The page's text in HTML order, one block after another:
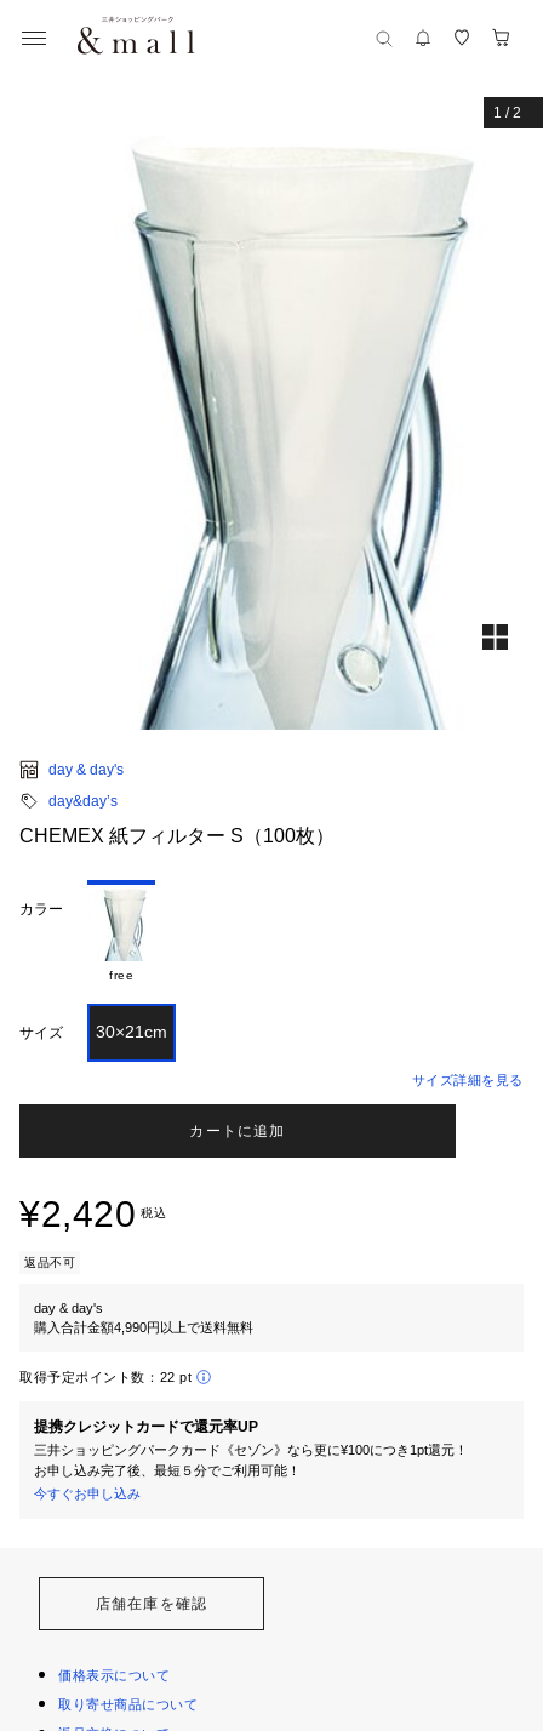
1 /2
day & day's
day&day’s
CHEMEX 紙フィルター S（100枚）
カラー
free
サイズ 30×21cm
サイズ詳細を見る
カートに追加
¥2,420 税込
返品不可
day & day's
購入合計金額4,990円以上で送料無料
取得予定ポイント数： 22 pt
提携クレジットカードで還元率UP
三井ショッピングパークカード《セゾン》なら更に¥100につき1pt還元！
お申し込み完了後、最短５分でご利用可能！
今すぐお申し込み
店舗在庫を確認
価格表示について
取り寄せ商品について